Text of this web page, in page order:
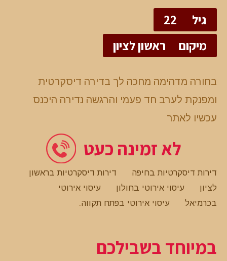
גיל
22
מיקום
ראשון לציון
בחורה מדהימה מחכה לך בדירה דיסקרטית
ומפנקת לערב חד פעמי והרגשה נדירה היכנס
עכשיו לאתר
לא זמינה כעט
דירות דיסקרטיות בחיפה
דירות דיסקרטיות בראשון
לציון
עיסוי אירוטי בחולון
עיסוי אירוטי
בכרמיאל
עיסוי אירוטי בפתח תקווה.
במיוחד בשבילכם